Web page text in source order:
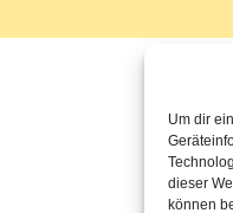
Um dir
dieser
können